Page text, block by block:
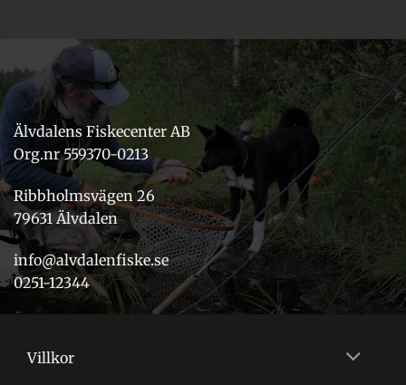
Älvdalens Fiskecenter AB
Org.nr 559370-0213
Ribbholmsvägen 26
79631 Älvdalen
info@alvdalenfiske.se
0251-12344
Villkor